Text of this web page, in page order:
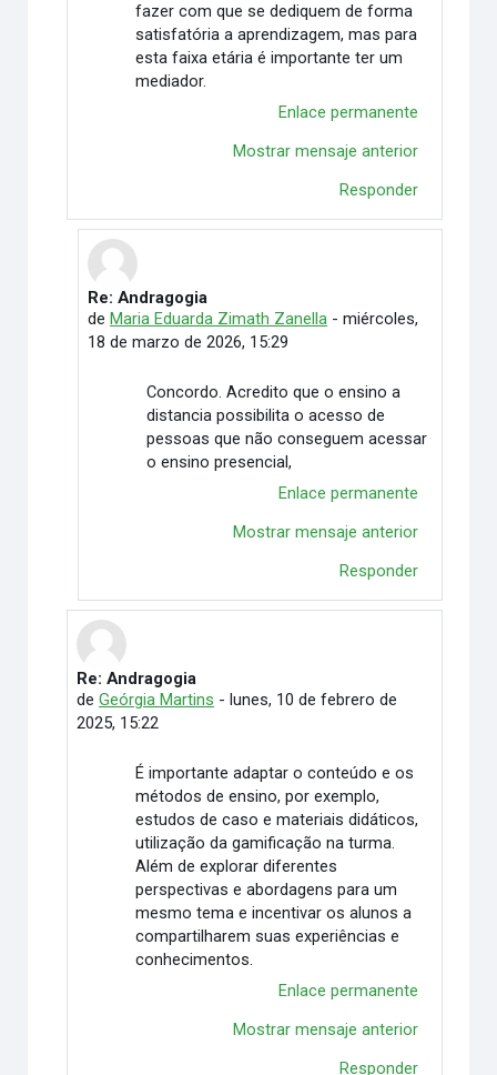
fazer com que se dediquem de forma
satisfatória a aprendizagem, mas para
esta faixa etária é importante ter um
mediador.
Enlace permanente
Mostrar mensaje anterior
Responder
En respuesta a Joana Paula Firmino de Araujo
Re: Andragogia
de Maria Eduarda Zimath Zanella -miércoles,
18 de marzo de 2026, 15:29
Concordo. Acredito que o ensino a
distancia possibilita o acesso de
pessoas que não conseguem acessar
o ensino presencial,
Enlace permanente
Mostrar mensaje anterior
Responder
En respuesta a Eugenio Fábio Ferreira Rodrigues
Re: Andragogia
de Geórgia Martins - lunes, 10 de febrero de
2025, 15:22
É importante adaptar o conteúdo e os
métodos de ensino, por exemplo,
estudos de caso e materiais didáticos,
utilização da gamificação na turma.
Além de explorar diferentes
perspectivas e abordagens para um
mesmo tema e incentivar os alunos a
compartilharem suas experiências e
conhecimentos.
Enlace permanente
Mostrar mensaje anterior
Responder